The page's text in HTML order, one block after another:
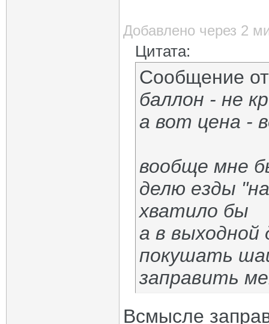
Добавлено через 2
Цитата:
Сообщение
баллон - не
а вот цена -
вообще мне
делю езды
хватило бы
а в выходной
покушать
заправить
Всмысле